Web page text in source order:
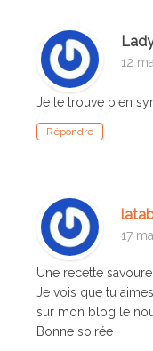
12
Je le trouve bien
Répondre
17
Une recette
Je vois que tu
sur mon blog le
Bonne soirée